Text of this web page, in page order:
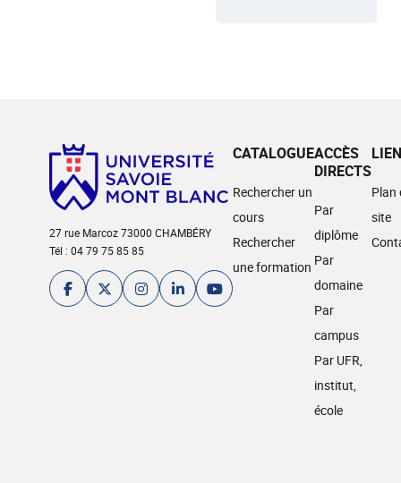
27 rue Marcoz 73000 CHAMBÉRY
Tél : 04 79 75 85 85
CATALOGUE
Rechercher un
cours
Rechercher
une formation
ACCÈS
DIRECTS
Par
diplôme
Par
domaine
Par
campus
Par UFR,
institut,
école
Plan
site